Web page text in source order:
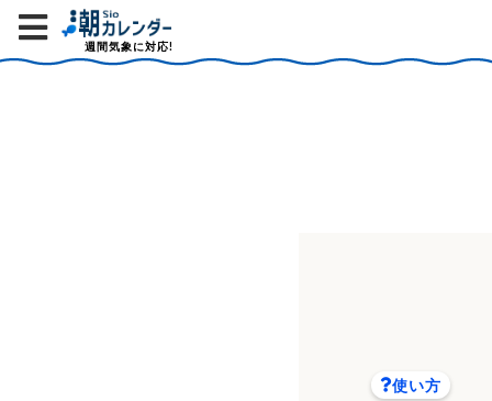
週間気象に対応!
使い方